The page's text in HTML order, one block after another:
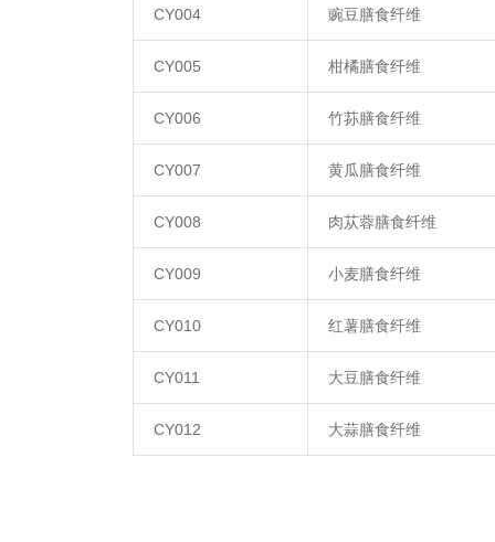
CY004 豌豆膳食纤维
CY005 柑橘膳食纤维
CY006 竹荪膳食纤维
CY007 黄瓜膳食纤维
CY008 肉苁蓉膳食纤维
CY009 小麦膳食纤维
CY010 红薯膳食纤维
CY011 大豆膳食纤维
CY012 大蒜膳食纤维